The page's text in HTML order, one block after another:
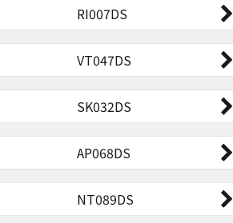
RI007DS 
VT047DS 
SK032DS 
AP068DS 
NT089DS 